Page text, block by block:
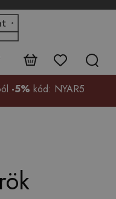
+48
99
-5% kód: NYAR5